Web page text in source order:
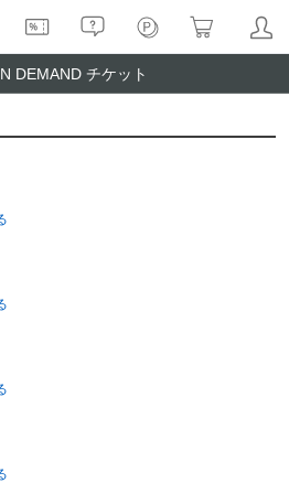
DEMAND チケット